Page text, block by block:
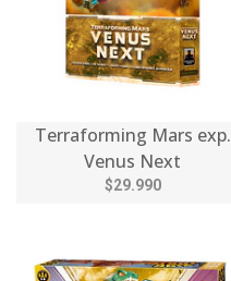
Terraforming Mars exp.
Venus Next
$29.990